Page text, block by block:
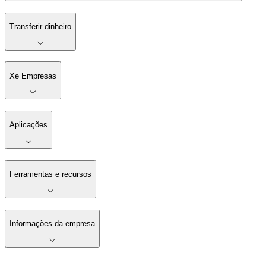
Transferir dinheiro
Xe Empresas
Aplicações
Ferramentas e recursos
Informações da empresa